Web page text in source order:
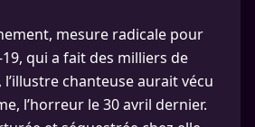
mesure radicale pour
qui a fait des milliers de
chanteuse aurait vécu
l’horreur le 30 avril dernier.